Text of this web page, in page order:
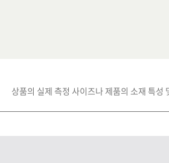
상품의 실제 측정 사이즈나 제품의 소재 특